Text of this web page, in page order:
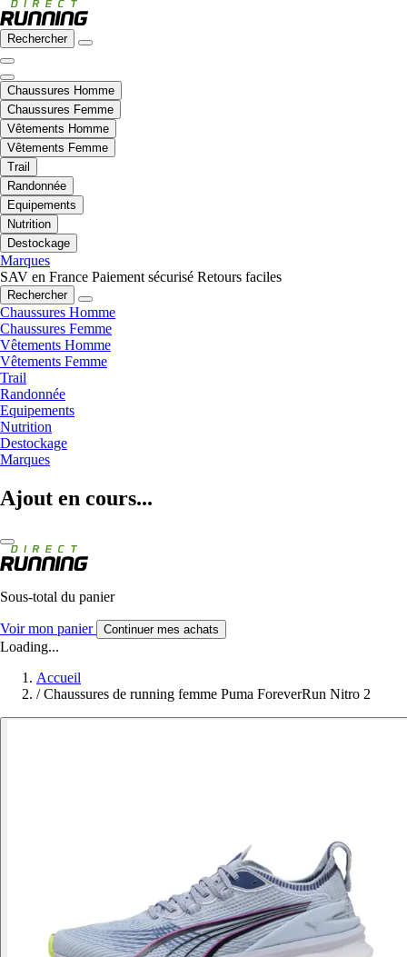
Rechercher
Chaussures Homme
Chaussures Femme
Vêtements Homme
Vêtements Femme
Trail
Randonnée
Equipements
Nutrition
Destockage
Marques
SAV en France Paiement sécurisé Retours faciles
Rechercher
Chaussures Homme
Chaussures Femme
Vêtements Homme
Vêtements Femme
Trail
Randonnée
Equipements
Nutrition
Destockage
Marques
Ajout en cours...
Sous-total du panier
Voir mon panier Continuer mes achats
Loading...
Accueil
/ Chaussures de running femme Puma ForeverRun Nitro 2